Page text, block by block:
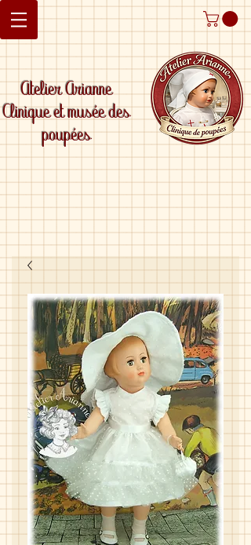
Atelier Arianne
Clinique et musée des
poupées